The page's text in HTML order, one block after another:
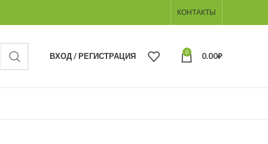
КОНТАКТЫ
ВХОД / РЕГИСТРАЦИЯ 0 0.00₽